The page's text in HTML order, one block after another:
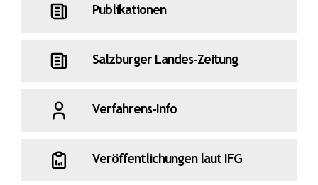
Publikationen
Salzburger Landes-Zeitung
Verfahrens-Info
Veröffentlichungen laut IFG